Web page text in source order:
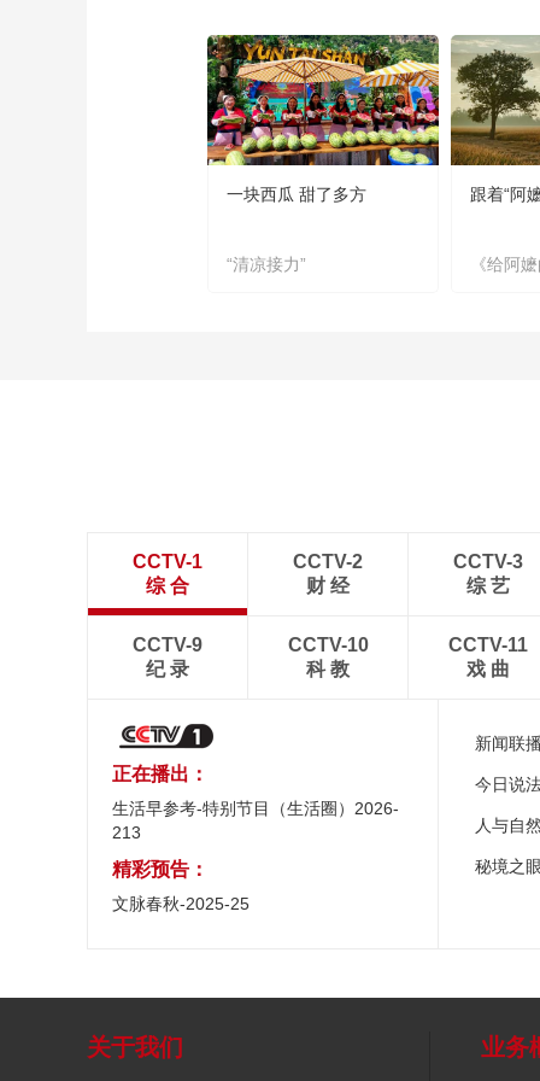
一块西瓜 甜了多方
“清凉接力”
跟着“阿
《给阿
CCTV-1
综 合
CCTV-2
财 经
CCTV-3
综 艺
CCTV-9
纪 录
CCTV-10
科 教
CCTV-11
戏 曲
正在播出：
生活早参考-特别节目（生活圈）2026-
213
精彩预告：
文脉春秋-2025-25
新闻联
今日说
人与自
秘境之
关于我们 业务